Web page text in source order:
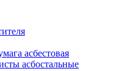
асбестовая
асбостальные